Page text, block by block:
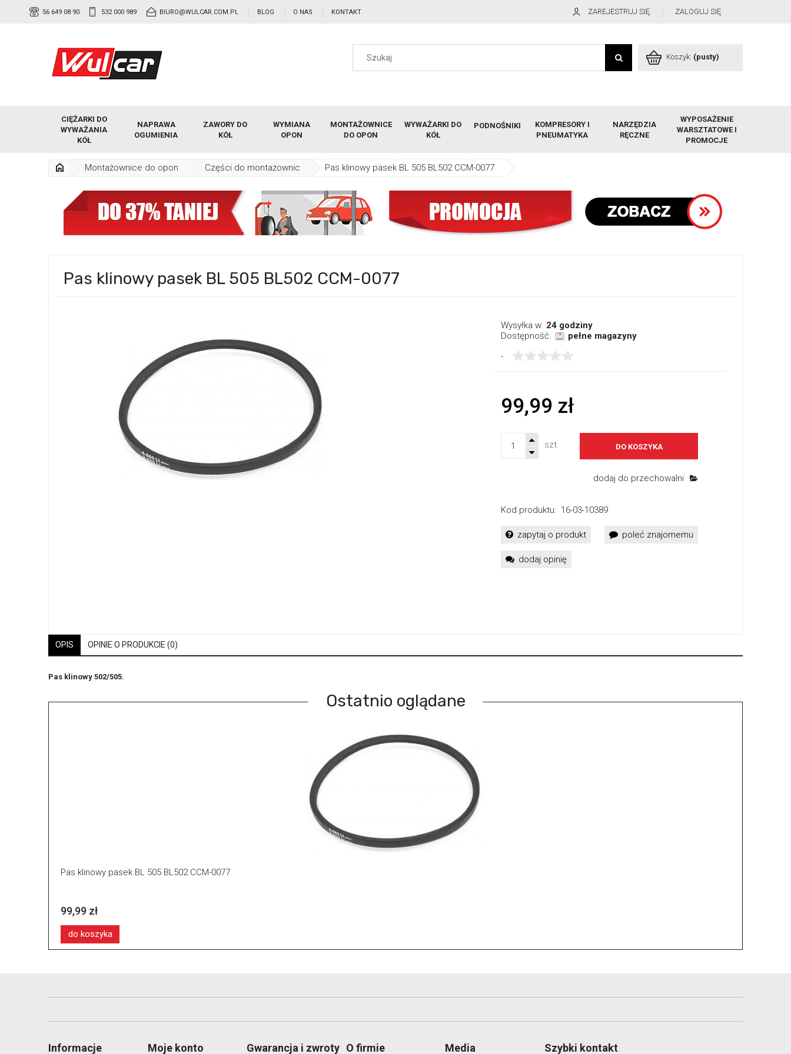
56 649 08 90 532 000 989 BIURO@WULCAR.COM.PL BLOG O NAS KONTAKT ZAREJESTRUJ SIĘ ZALOGUJ SIĘ
Koszyk: (pusty)
CIĘŻARKI DO
WYWAŻANIA
KÓŁ
NAPRAWA
OGUMIENIA
ZAWORY DO
KÓŁ
WYMIANA
OPON
MONTAŻOWNICE
DO OPON
WYWAŻARKI DO
KÓŁ
PODNOŚNIKI
KOMPRESORY I
PNEUMATYKA
NARZĘDZIA
RĘCZNE
WYPOSAŻENIE
WARSZTATOWE I
PROMOCJE
Montażownice do opon Części do montażownic Pas klinowy pasek BL 505 BL502 CCM-0077
Pas klinowy pasek BL 505 BL502 CCM-0077
Wysyłka w: 24 godziny
Dostępność:
pełne magazyny
-
99,99 zł
szt. DO KOSZYKA
dodaj do przechowalni
Kod produktu: 16-03-10389
zapytaj o produkt poleć znajomemu
dodaj opinię
OPIS OPINIE O PRODUKCIE (0)
Pas klinowy 502/505.
Ostatnio oglądane
Pas klinowy pasek BL 505 BL502 CCM-0077
99,99 zł
do koszyka
Informacje Moje konto Gwarancja i zwroty O firmie
Media
Szybki kontakt